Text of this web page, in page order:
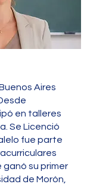
Aires
en talleres
Se Licenció
fue parte
su primer
de Morón,